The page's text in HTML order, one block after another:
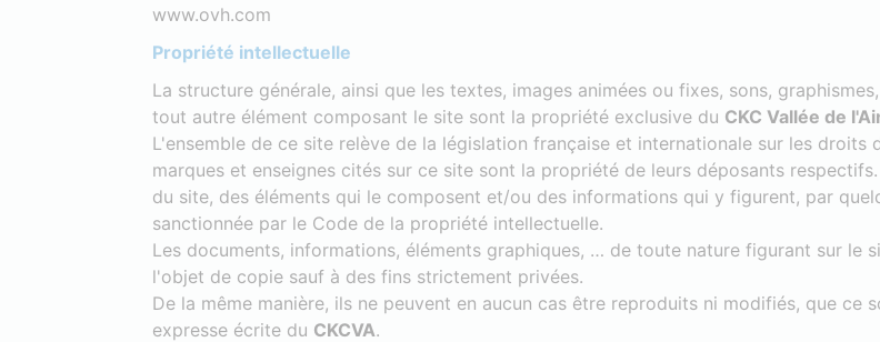
www.ovh.com
Propriété intellectuelle
La structure générale, ainsi que les textes, images animées ou fixes, sons,
tout autre élément composant le site sont la propriété exclusive du CKC Vallée de
L'ensemble de ce site relève de la législation française et internationale sur les
marques et enseignes cités sur ce site sont la propriété de leurs déposants
du site, des éléments qui le composent et/ou des informations qui y figurent, par
sanctionnée par le Code de la propriété intellectuelle.
Les documents, informations, éléments graphiques, … de toute nature figurant sur le
l'objet de copie sauf à des fins strictement privées.
De la même manière, ils ne peuvent en aucun cas être reproduits ni modifiés, que ce
expresse écrite du CKCVA.